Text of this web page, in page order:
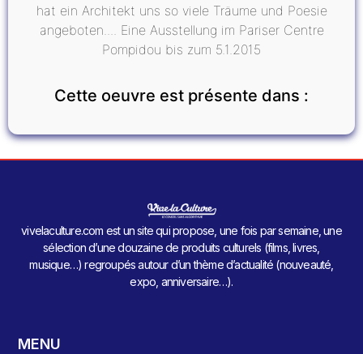
hat ein Architekt uns so viele Träume und Poesie
angeboten.... Eine Ausstellung im Pariser Centre
Pompidou bis zum 5.1.2015
Cette oeuvre est présente dans :
vivelaculture.com est un site qui propose, une fois par semaine, une
sélection d’une douzaine de produits culturels (films, livres,
musique…) regroupés autour d’un thème d’actualité (nouveauté,
expo, anniversaire…).
MENU